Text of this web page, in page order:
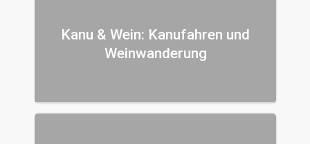
Kanu & Wein: Kanufahren und
Weinwanderung